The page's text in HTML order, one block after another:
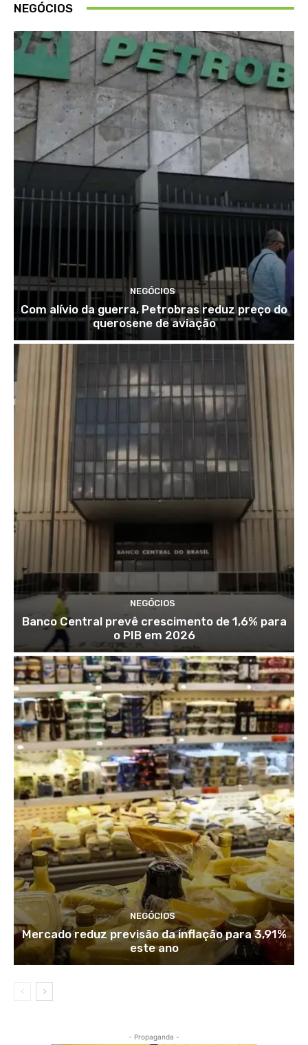
NEGÓCIOS
NEGÓCIOS
Com alívio da guerra, Petrobras reduz preço do
querosene de aviação
NEGÓCIOS
Banco Central prevê crescimento de 1,6% para
o PIB em 2026
NEGÓCIOS
Mercado reduz previsão da inflação para 3,91%
este ano
- Propaganda -